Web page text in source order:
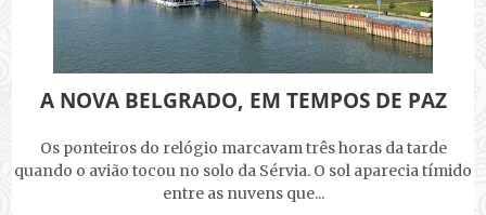
A NOVA BELGRADO, EM TEMPOS DE PAZ
Os ponteiros do relógio marcavam três horas da tarde
quando o avião tocou no solo da Sérvia. O sol aparecia tímido
entre as nuvens que...